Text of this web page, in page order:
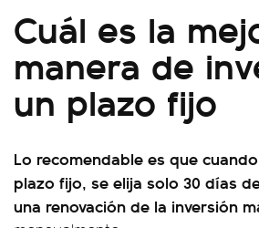
Cuál es la
manera de
un plazo fijo
Lo recomendable es que
plazo fijo, se elija solo 30 días
una renovación de la inversión